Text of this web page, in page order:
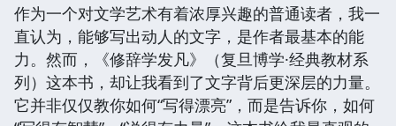
作为一个对文学艺术有着浓厚兴趣的普通读者，我一
直认为，能够写出动人的文字，是作者最基本的能
力。然而，《修辞学发凡》（复旦博学·经典教材系
列）这本书，却让我看到了文字背后更深层的力量。
它并非仅仅教你如何“写得漂亮”，而是告诉你，如何